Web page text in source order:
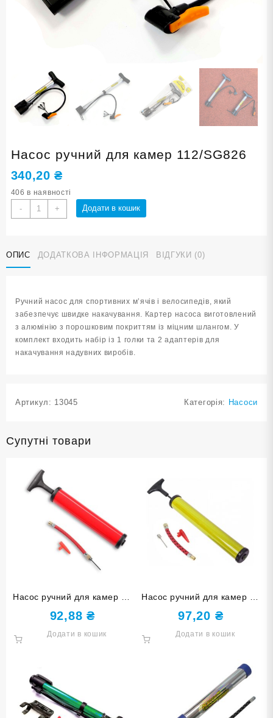
Насос ручний для камер 112/SG826
340,20₴
406 в наявності
-
Насос
ручний
112/SG826
кількість
+ Додати в кошик
ОПИС ДОДАТКОВА ІНФОРМАЦІЯ ВІДГУКИ (0)
Ручний насос для спортивних м’ячів і велосипедів, який
забезпечує швидке накачування. Картер насоса виготовлений
з алюмінію з порошковим покриттям із міцним шлангом. У
комплект входить набір із 1 голки та 2 адаптерів для
накачування надувних виробів.
Артикул: 13045 Категорія: Насоси
Супутні товари
Насос ручний для камер 10
дюймів червоний 10″-К
92,88 ₴
Додати в кошик
Насос ручний для камер 12
дюймів жовтий 12″-Ж
97,20 ₴
Додати в кошик